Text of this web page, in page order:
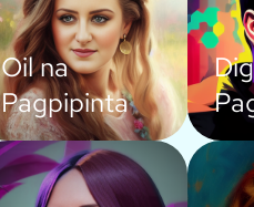
Oil na
Pagpipinta